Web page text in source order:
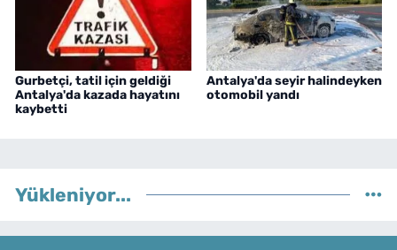
Gurbetçi, tatil için geldiği
Antalya'da kazada hayatını
kaybetti
Antalya'da seyir halindeyken
otomobil yandı
Yükleniyor...